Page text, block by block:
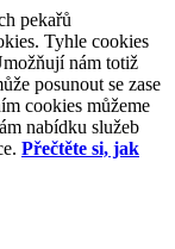
pekařů
Tyhle cookies
nám totiž
posunout se zase
cookies můžeme
nabídku služeb
Přečtěte si, jak